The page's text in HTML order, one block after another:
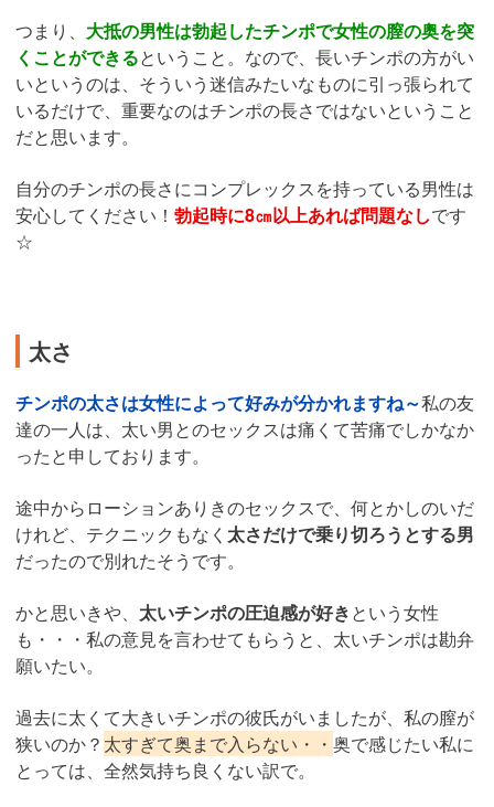
つまり、 大抵の男性は勃起したチンポで女性の膣の奥を突
くことができるということ。なので、長いチンポの方がい
いというのは、そういう迷信みたいなものに引っ張られて
いるだけで、重要なのはチンポの長さではないということ
だと思います。
自分のチンポの長さにコンプレックスを持っている男性は
安心してください！ 勃起時に8㎝以上あれば問題なしです
☆
太さ
チンポの太さは女性によって好みが分かれますね～私の友
達の一人は、太い男とのセックスは痛くて苦痛でしかなか
ったと申しております。
途中からローションありきのセックスで、何とかしのいだ
けれど、テクニックもなく 太さだけで乗り切ろうとする男
だったので別れたそうです。
かと思いきや、 太いチンポの圧迫感が好きという女性
も・・・私の意見を言わせてもらうと、太いチンポは勘弁
願いたい。
過去に太くて大きいチンポの彼氏がいましたが、私の膣が
狭いのか？ 太すぎて奥まで入らない・・ 奥で感じたい私に
とっては、全然気持ち良くない訳で。